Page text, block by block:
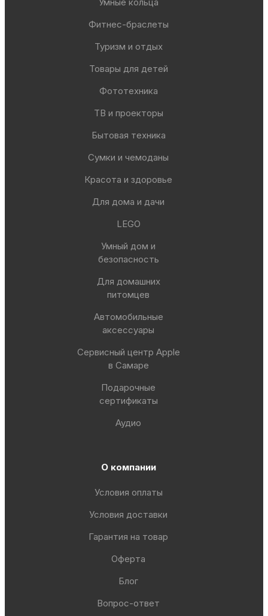
Фитнес-браслеты
Туризм и отдых
Товары для детей
Фототехника
ТВ и проекторы
Бытовая техника
Сумки и чемоданы
Красота и здоровье
Для дома и дачи
LEGO
Умный дом и
безопасность
Для домашних
питомцев
Автомобильные
аксессуары
Сервисный центр Apple
в Самаре
Подарочные
сертификаты
Аудио
О компании
Условия оплаты
Условия доставки
Гарантия на товар
Оферта
Блог
Вопрос-ответ